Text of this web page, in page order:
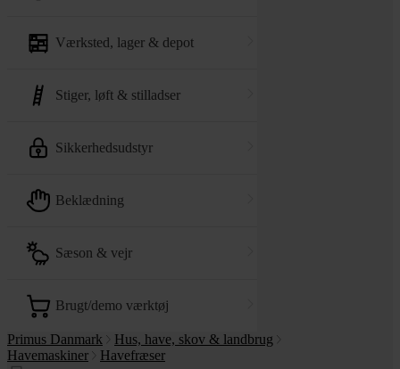
værksted, lager & depot
stiger, løft & stilladser
sikkerhedsudstyr
beklædning
sæson & vejr
brugt/demo værktøj
Primus Danmark
Hus, have, skov & landbrug
Havemaskiner
Havefræser